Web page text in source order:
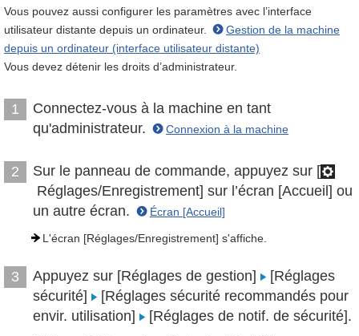
Vous pouvez aussi configurer les paramètres avec l’interface
utilisateur distante depuis un ordinateur.
Gestion de la machine
depuis un ordinateur (interface utilisateur distante)
Vous devez détenir les droits d’administrateur.
1
Connectez-vous à la machine en tant
qu'administrateur.
Connexion à la machine
2
Sur le panneau de commande, appuyez sur [
Réglages/Enregistrement] sur l’écran [Accueil] ou
un autre écran.
Écran [Accueil]
L'écran [Réglages/Enregistrement] s'affiche.
3 Appuyez sur [Réglages de gestion]
[Réglages
sécurité]
[Réglages sécurité recommandés pour
envir. utilisation]
[Réglages de notif. de sécurité].